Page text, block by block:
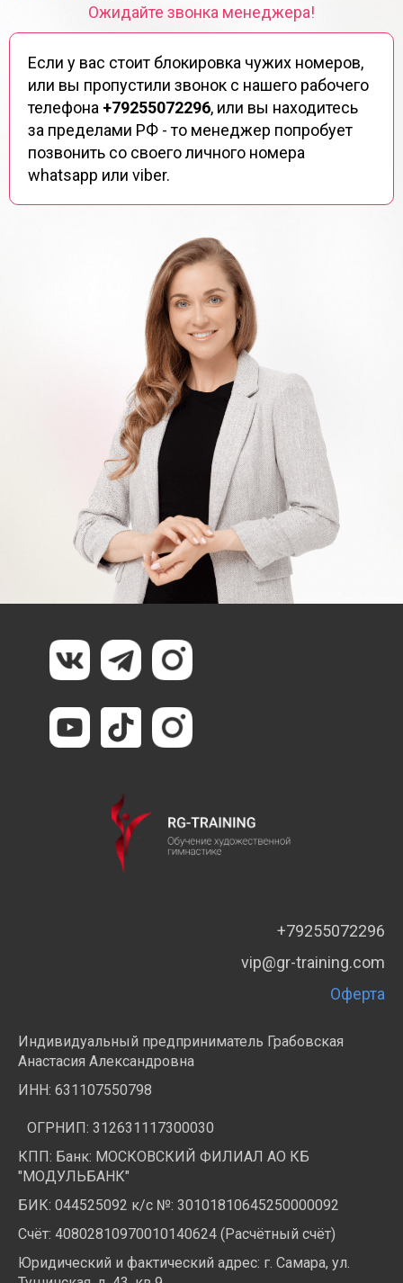
Ожидайте звонка менеджера!
Если у вас стоит блокировка чужих номеров,
или вы пропустили звонок с нашего рабочего
телефона +79255072296, или вы находитесь
за пределами РФ - то менеджер попробует
позвонить со своего личного номера
whatsapp или viber.
+79255072296
vip@gr-training.com
Оферта
Индивидуальный предприниматель Грабовская
Анастасия Александровна
ИНН: 631107550798
ОГРНИП: 312631117300030
КПП: Банк: МОСКОВСКИЙ ФИЛИАЛ АО КБ
"МОДУЛЬБАНК"
БИК: 044525092 к/с №: 30101810645250000092
Счёт: 40802810970010140624 (Расчётный счёт)
Юридический и фактический адрес: г. Самара, ул.